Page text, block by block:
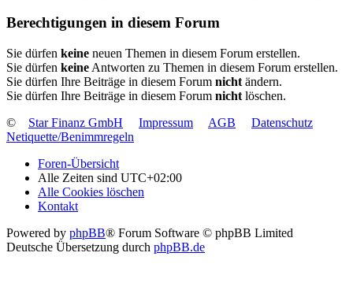
Berechtigungen in diesem Forum
Sie dürfen keine neuen Themen in diesem Forum erstellen.
Sie dürfen keine Antworten zu Themen in diesem Forum erstellen.
Sie dürfen Ihre Beiträge in diesem Forum nicht ändern.
Sie dürfen Ihre Beiträge in diesem Forum nicht löschen.
©
Star Finanz GmbH Impressum AGB
Datenschutz
Netiquette/Benimmregeln
Foren-Übersicht
Alle Zeiten sind UTC+02:00
Alle Cookies löschen
Kontakt
Powered by phpBB® Forum Software © phpBB Limited
Deutsche Übersetzung durch phpBB.de